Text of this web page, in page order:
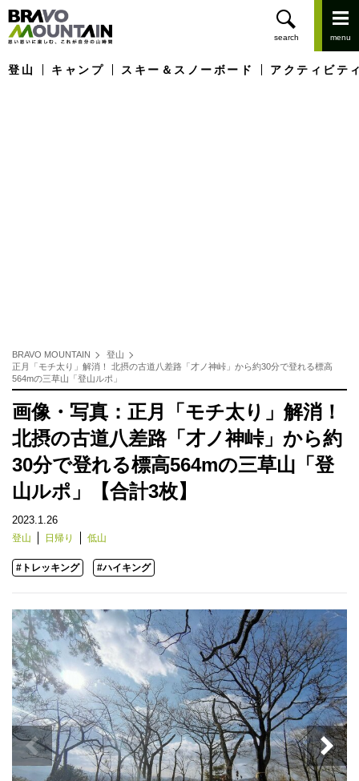
登山 キャンプ スキー＆スノーボード アクティビテ
BRAVO MOUNTAIN
登山
正月「モチ太り」解消！ 北摂の古道八差路「才ノ神峠」から約30分で登れる標高
564mの三草山「登山ルポ」
画像・写真：正月「モチ太り」解消！
北摂の古道八差路「才ノ神峠」から約
30分で登れる標高564mの三草山「登
山ルポ」【合計3枚】
2023.1.26
登山 日帰り 低山
#トレッキング #ハイキング